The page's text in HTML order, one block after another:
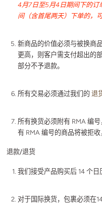
4月7日至5月4日期间下的订
间（含首尾两天）下单的，
新商品的价值必须与被换商
更高，则客户需支付超出的
部分不予退款。
所有交易必须通过我们的 退
所有换货必须附有 RMA 编
有 RMA 编号的商品将被拒
退款/退货
我们接受产品购买后 14 个日
对于国际换货，包裹必须在